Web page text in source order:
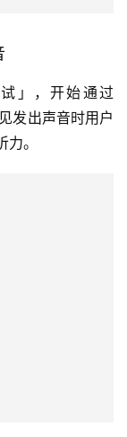
」，开始通过
发出声音时用户
。